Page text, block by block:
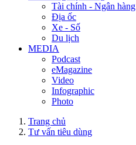
Tài chính - Ngân hàng
Địa ốc
Xe - Số
Du lịch
MEDIA
Podcast
eMagazine
Video
Infographic
Photo
Trang chủ
Tư vấn tiêu dùng